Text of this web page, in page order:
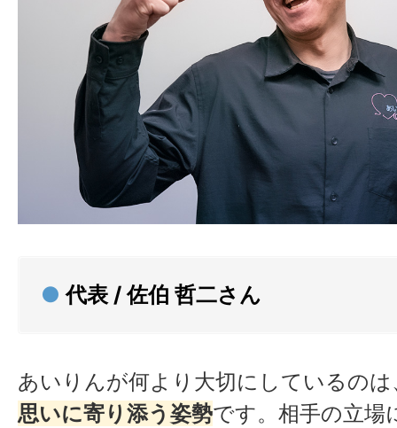
● 代表 / 佐伯 哲二さん
あいりんが何より大切にしているの
思いに寄り添う姿勢です。相手の立場